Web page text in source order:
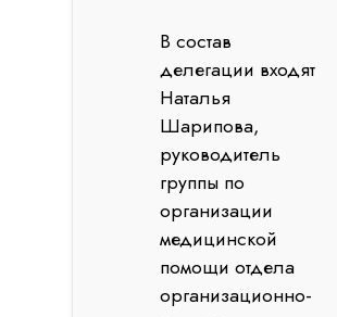
В состав
делегации входят
Наталья
Шарипова,
руководитель
группы по
организации
медицинской
помощи отдела
организационно-